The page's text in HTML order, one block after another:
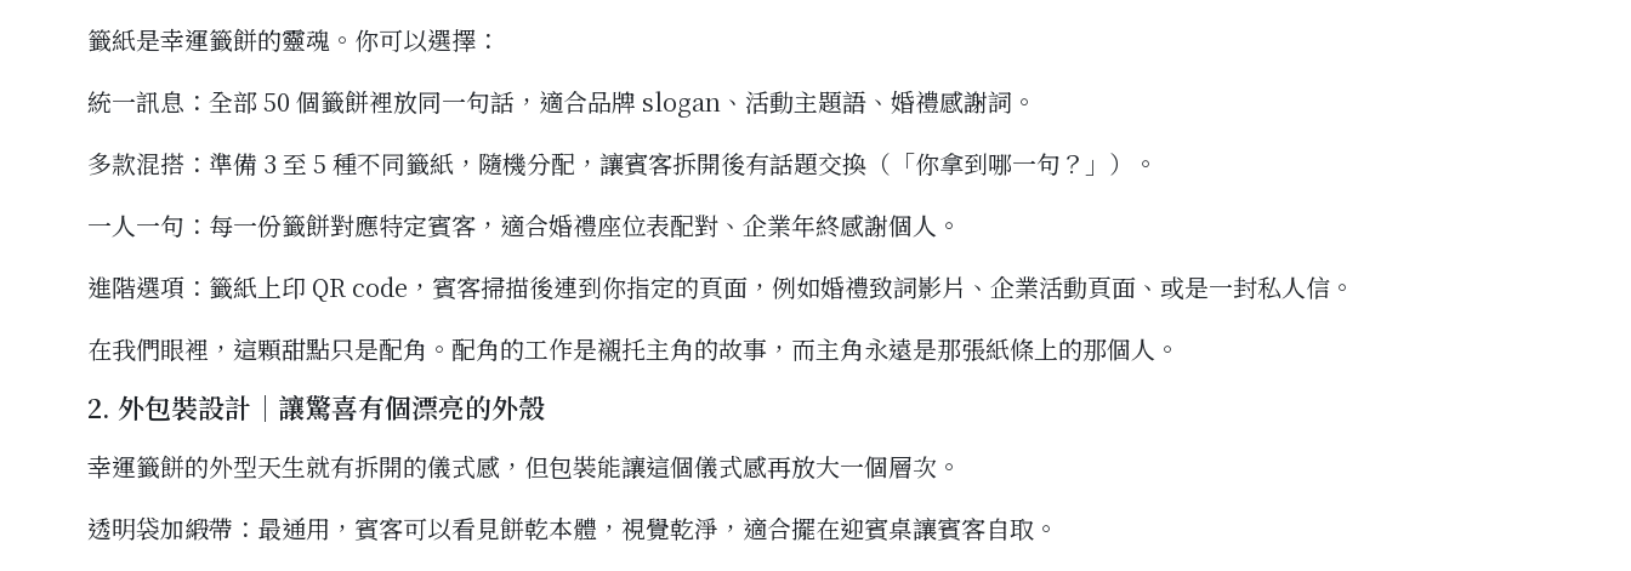
籤紙是幸運籤餅的靈魂。你可以選擇：
統一訊息：全部 50 個籤餅裡放同一句話，適合品牌 slogan、活動主題語、婚禮感謝詞。
多款混搭：準備 3 至 5 種不同籤紙，隨機分配，讓賓客拆開後有話題交換（「你拿到哪一句？」）。
一人一句：每一份籤餅對應特定賓客，適合婚禮座位表配對、企業年終感謝個人。
進階選項：籤紙上印 QR code，賓客掃描後連到你指定的頁面，例如婚禮致詞影片、企業活動頁面、或是一封私人信。
在我們眼裡，這顆甜點只是配角。配角的工作是襯托主角的故事，而主角永遠是那張紙條上的那個人。
2. 外包裝設計｜讓驚喜有個漂亮的外殼
幸運籤餅的外型天生就有拆開的儀式感，但包裝能讓這個儀式感再放大一個層次。
透明袋加緞帶：最通用，賓客可以看見餅乾本體，視覺乾淨，適合擺在迎賓桌讓賓客自取。